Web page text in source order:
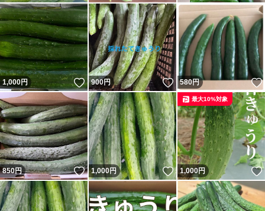
1,000円 いいね！
900円 いいね！
580円
850円 いいね！
1,000円 いいね！
1,000円
最大10%対象